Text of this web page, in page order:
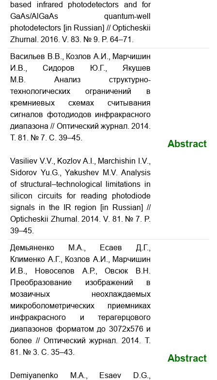
based infrared photodetectors and for
GaAs/AlGaAs quantum-well
photodetectors [in Russian] // Opticheskii
Zhurnal. 2016. V. 83. № 9. P. 64–71.
Васильев В.В., Козлов А.И., Марчишин
И.В., Сидоров Ю.Г., Якушев
М.В. Анализ структурно-
технологических ограничений в
кремниевых схемах считывания
сигналов фотодиодов инфракрасного
диапазона// Оптический журнал. 2014.
Т. 81. № 7. С. 39–45.
Vasiliev V.V., Kozlov A.I., Marchishin I.V.,
Sidorov Yu.G., Yakushev M.V. Analysis
of structural–technological limitations in
silicon circuits for reading photodiode
signals in the IR region
[in Russian] //
Opticheskii Zhurnal. 2014. V. 81. № 7. P.
39–45.
Abstract
Демьяненко М.А., Есаев Д.Г.,
Клименко А.Г., Козлов А.И., Марчишин
И.В., Новоселов А.Р., Овсюк В.Н.
Преобразование изображений в
мозаичных неохлаждаемых
микроболометрических приемниках
инфракрасного и терагерцового
диапазонов форматом до 3072х576 и
более // Оптический журнал. 2014. Т.
81. № 3. С. 35–43.
Demiyanenko M.A., Esaev D.G.,
Abstract